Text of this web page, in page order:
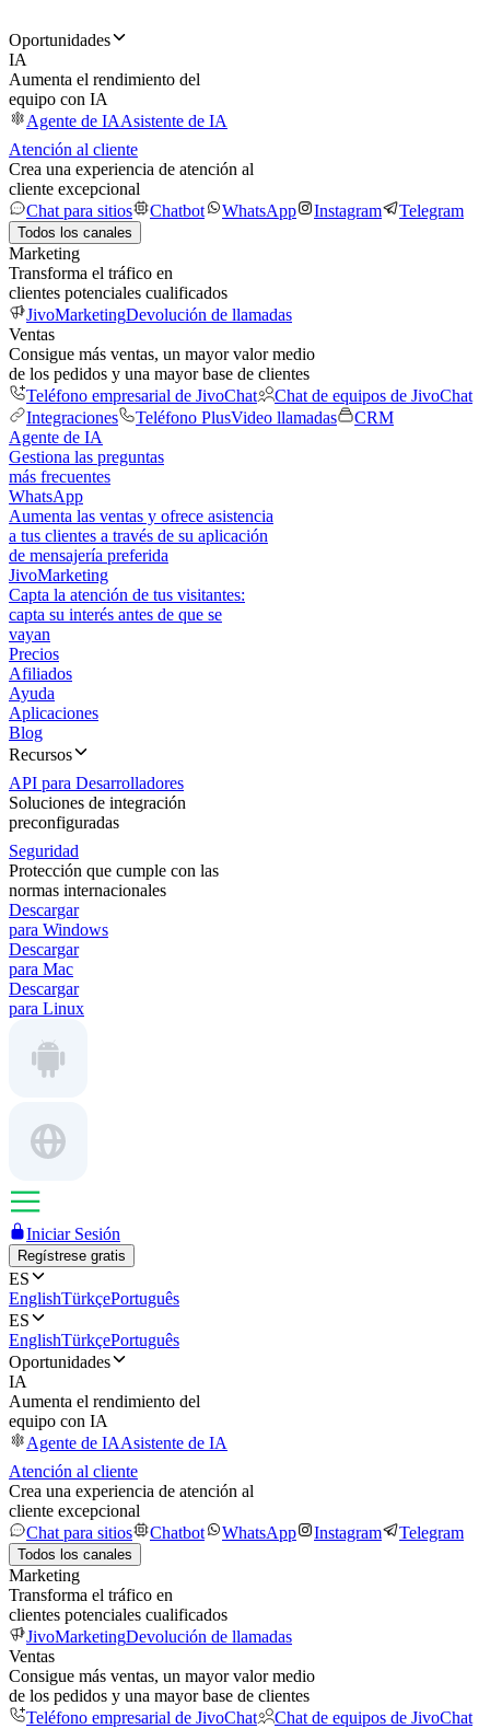
Oportunidades
IA
Aumenta el rendimiento del
equipo con IA
Agente de IAAsistente de IA
Atención al cliente
Crea una experiencia de atención al
cliente excepcional
Chat para sitios
Chatbot WhatsApp Instagram Telegram
Todos los canales
Marketing
Transforma el tráfico en
clientes potenciales cualificados
JivoMarketingDevolución de llamadas
Ventas
Consigue más ventas, un mayor valor medio
de los pedidos y una mayor base de clientes
Teléfono empresarial de JivoChat
Chat de equipos de JivoChat
Integraciones
Teléfono PlusVideo llamadas
CRM
Agente de IA
Gestiona las preguntas
más frecuentes
WhatsApp
Aumenta las ventas y ofrece asistencia
a tus clientes a través de su aplicación
de mensajería preferida
JivoMarketing
Capta la atención de tus visitantes:
capta su interés antes de que se
vayan
Precios
Afiliados
Ayuda
Aplicaciones
Blog
Recursos
API para Desarrolladores
Soluciones de integración
preconfiguradas
Seguridad
Protección que cumple con las
normas internacionales
Descargar
para Windows
Descargar
para Mac
Descargar
para Linux
Iniciar Sesión
Regístrese gratis
ES
EnglishTürkçePortuguês
ES
EnglishTürkçePortuguês
Oportunidades
IA
Aumenta el rendimiento del
equipo con IA
Agente de IAAsistente de IA
Atención al cliente
Crea una experiencia de atención al
cliente excepcional
Chat para sitios
Chatbot WhatsApp Instagram Telegram
Todos los canales
Marketing
Transforma el tráfico en
clientes potenciales cualificados
JivoMarketingDevolución de llamadas
Ventas
Consigue más ventas, un mayor valor medio
de los pedidos y una mayor base de clientes
Teléfono empresarial de JivoChat
Chat de equipos de JivoChat